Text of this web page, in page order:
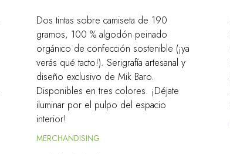
Dos tintas sobre camiseta de 190
gramos, 100 % algodón peinado
orgánico de confección sostenible (¡ya
verás qué tacto!). Serigrafía artesanal y
diseño exclusivo de Mik Baro.
Disponibles en tres colores. ¡Déjate
iluminar por el pulpo del espacio
interior!
MERCHANDISING